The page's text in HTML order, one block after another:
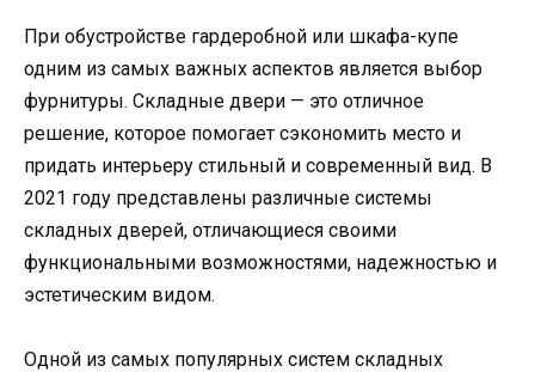
При обустройстве гардеробной или шкафа-купе
одним из самых важных аспектов является выбор
фурнитуры. Складные двери — это отличное
решение, которое помогает сэкономить место и
придать интерьеру стильный и современный вид. В
2021 году представлены различные системы
складных дверей, отличающиеся своими
функциональными возможностями, надежностью и
эстетическим видом.
Одной из самых популярных систем складных